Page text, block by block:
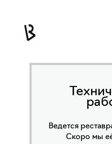
Ведется
Скоро мы